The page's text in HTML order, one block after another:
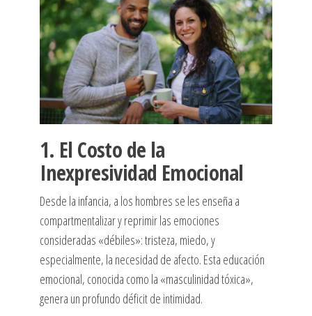
1. El Costo de la
Inexpresividad Emocional
Desde la infancia, a los hombres se les enseña a
compartmentalizar y reprimir las emociones
consideradas «débiles»: tristeza, miedo, y
especialmente, la necesidad de afecto. Esta educación
emocional, conocida como la «masculinidad tóxica»,
genera un profundo déficit de intimidad.